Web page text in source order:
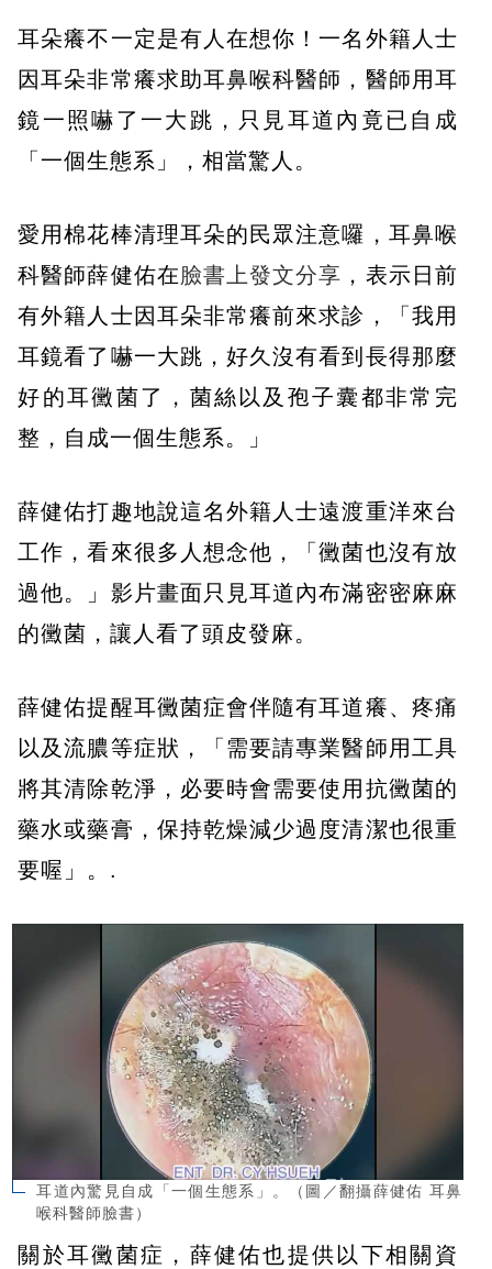
耳朵癢不一定是有人在想你！一名外籍人士
因耳朵非常癢求助耳鼻喉科醫師，醫師用耳
鏡一照嚇了一大跳，只見耳道內竟已自成
「一個生態系」，相當驚人。
愛用棉花棒清理耳朵的民眾注意囉，耳鼻喉
科醫師薛健佑在臉書上發文分享 ，表示日前
有外籍人士因耳朵非常癢前來求診，「我用
耳鏡看了嚇一大跳，好久沒有看到長得那麼
好的耳黴菌了，菌絲以及孢子囊都非常完
整，自成一個生態系。」
薛健佑打趣地說這名外籍人士遠渡重洋來台
工作，看來很多人想念他，「黴菌也沒有放
過他。」影片畫面只見耳道內布滿密密麻麻
的黴菌，讓人看了頭皮發麻。
薛健佑提醒耳黴菌症會伴隨有耳道癢、疼痛
以及流膿等症狀，「需要請專業醫師用工具
將其清除乾淨，必要時會需要使用抗黴菌的
藥水或藥膏，保持乾燥減少過度清潔也很重
要喔」。.
耳道內驚見自成「一個生態系」。（圖／翻攝薛健佑 耳鼻
喉科醫師臉書）
關於耳黴菌症，薛健佑也提供以下相關資